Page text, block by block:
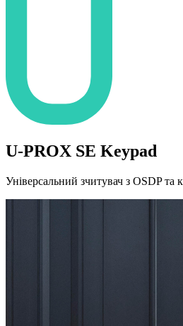
U-PROX SE Keypad
Універсальний зчитувач з OSDP та